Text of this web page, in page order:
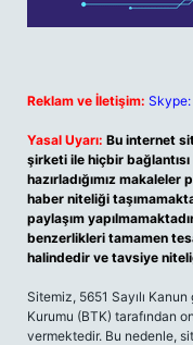
Reklam ve İletişim:
Yasal Uyarı: Bu internet
şirketi ile hiçbir
hazırladığımız
haber niteliği
paylaşım
benzerlikleri tamamen
halindedir ve tavsiye
Sitemiz, 5651 Sayılı
Kurumu (BTK) tarafından
vermektedir. Bu nedenle,